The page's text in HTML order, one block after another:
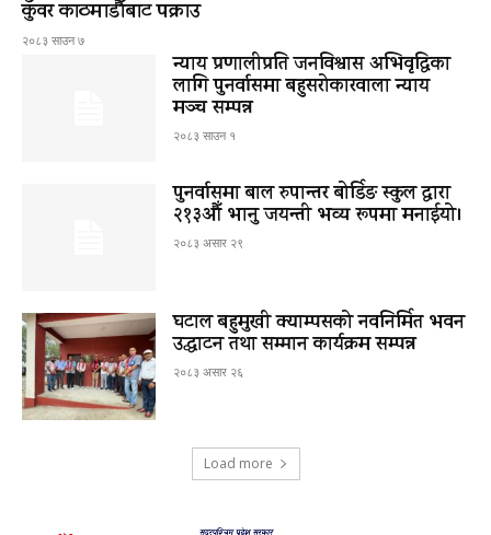
कुँवर काठमाडौँबाट पक्राउ
२०८३ साउन ७
न्याय प्रणालीप्रति जनविश्वास अभिवृद्धिका
लागि पुनर्वासमा बहुसरोकारवाला न्याय
मञ्च सम्पन्न
२०८३ साउन १
पुनर्वासमा बाल रुपान्तर बोर्डिङ स्कुल द्धारा
२१३औँ भानु जयन्ती भव्य रूपमा मनाईयो।
२०८३ असार २९
घटाल बहुमुखी क्याम्पसको नवनिर्मित भवन
उद्घाटन तथा सम्मान कार्यक्रम सम्पन्न
२०८३ असार २६
Load more